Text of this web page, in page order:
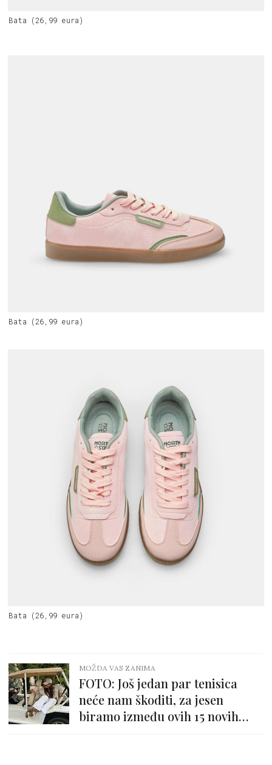
Bata (26,99 eura)
Bata (26,99 eura)
Bata (26,99 eura)
MOŽDA VAS ZANIMA
FOTO: Još jedan par tenisica
neće nam škoditi, za jesen
biramo između ovih 15 novih